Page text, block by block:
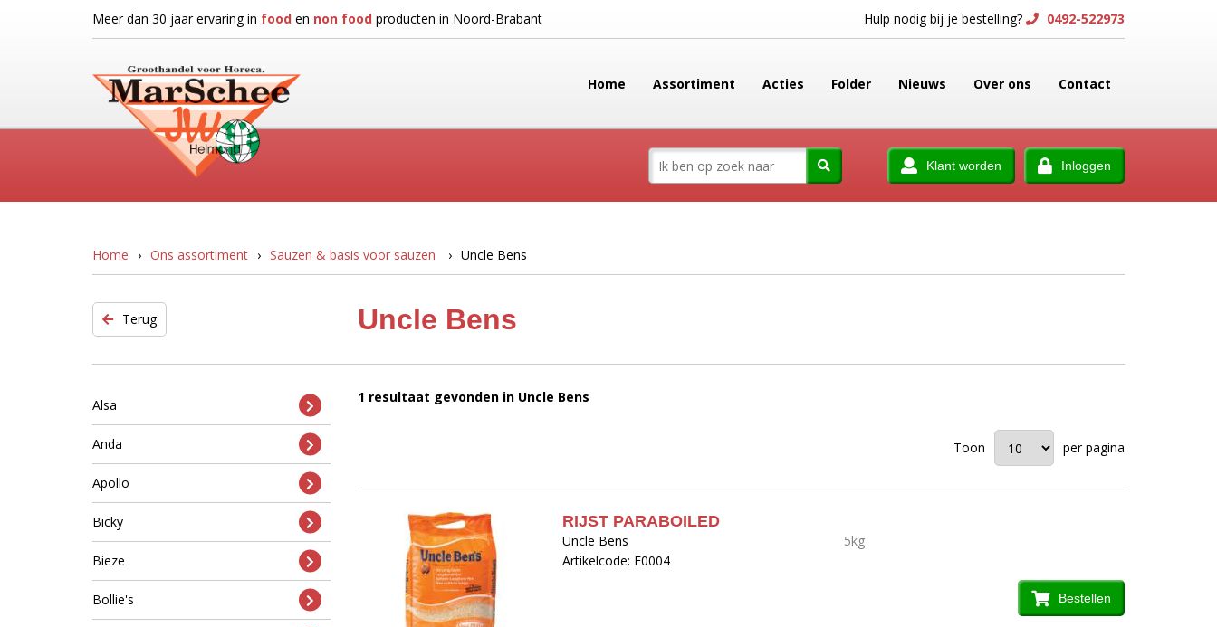
Meer dan 30 jaar ervaring in food en non food producten in Noord-Brabant Hulp nodig bij je bestelling? 0492-522973
Home Assortiment Acties Folder Nieuws Over ons Contact
Klant worden Inloggen
Home Ons assortiment Sauzen & basis voor sauzen Uncle Bens
Terug Uncle Bens
Alsa
Anda
Apollo
Bicky
Bieze
Bollie's
1 resultaat gevonden in Uncle Bens
Toon per pagina
RIJST PARABOILED
Uncle Bens
Artikelcode: E0004
5kg
Bestellen